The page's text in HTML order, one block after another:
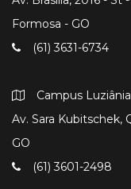
Formosa - GO
(61) 3631-6734
Campus Luziânia
Av. Sara Kubitschek,
GO
(61) 3601-2498